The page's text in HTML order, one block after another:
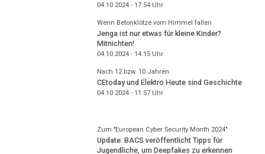
04.10.2024 - 17:54Uhr
Wenn Betonklötze vom Himmel fallen
Jenga ist nur etwas für kleine Kinder?
Mitnichten!
04.10.2024 - 14:15Uhr
Nach 12 bzw. 10 Jahren
CEtoday und Elektro Heute sind Geschichte
04.10.2024 - 11:57Uhr
Zum "European Cyber Security Month 2024"
Update: BACS veröffentlicht Tipps für
Jugendliche, um Deepfakes zu erkennen